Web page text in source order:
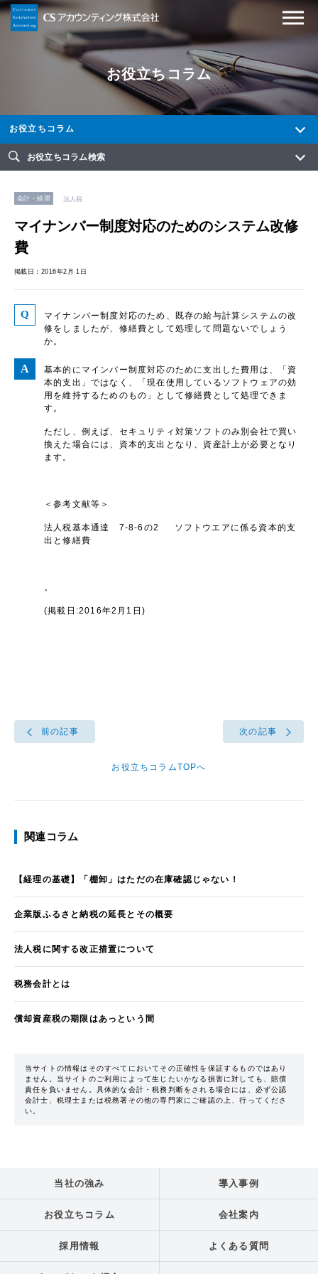
お役立ちコラム
お役立ちコラム
お役立ちコラム検索
会計・経理 法人税
マイナンバー制度対応のためのシステム改修
費
掲載日：2016年2月 1日
マイナンバー制度対応のため、既存の給与計算システムの改
修をしましたが、修繕費として処理して問題ないでしょう
か。
基本的にマインバー制度対応のために支出した費用は、「資
本的支出」ではなく、「現在使用しているソフトウェアの効
用を維持するためのもの」として修繕費として処理できま
す。
ただし、例えば、セキュリティ対策ソフトのみ別会社で買い
換えた場合には、資本的支出となり、資産計上が必要となり
ます。
＜参考文献等＞
法人税基本通達 7-8-6の2 ソフトウエアに係る資本的支
出と修繕費
。
(掲載日:2016年2月1日)
前の記事
お役立ちコラムTOPへ
次の記事
関連コラム
【経理の基礎】「棚卸」はただの在庫確認じゃない！
企業版ふるさと納税の延長とその概要
法人税に関する改正措置について
税務会計とは
償却資産税の期限はあっという間
当サイトの情報はそのすべてにおいてその正確性を保証するものではあり
ません。当サイトのご利用によって生じたいかなる損害に対しても、賠償
責任を負いません。具体的な会計・税務判断をされる場合には、必ず公認
会計士、税理士または税務署その他の専門家にご確認の上、行ってくださ
い。
当社の強み 導入事例
お役立ちコラム 会社案内
採用情報 よくある質問